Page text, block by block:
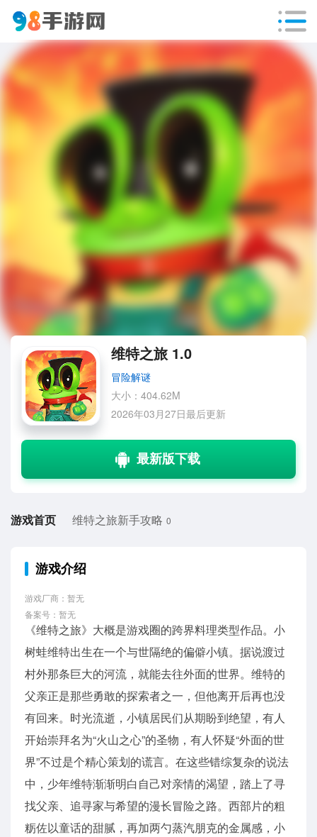
维特之旅 1.0
冒险解谜
大小：404.62M
2026年03月27日最后更新
游戏首页 维特之旅新手攻略 0
游戏介绍
游戏厂商：暂无
备案号：暂无
《维特之旅》大概是游戏圈的跨界料理类型作品。小
树蛙维特出生在一个与世隔绝的偏僻小镇。据说渡过
村外那条巨大的河流，就能去往外面的世界。维特的
父亲正是那些勇敢的探索者之一，但他离开后再也没
有回来。时光流逝，小镇居民们从期盼到绝望，有人
开始崇拜名为“火山之心”的圣物，有人怀疑“外面的世
界”不过是个精心策划的谎言。在这些错综复杂的说法
中，少年维特渐渐明白自己对亲情的渴望，踏上了寻
找父亲、追寻家与希望的漫长冒险之路。西部片的粗
粝佐以童话的甜腻，再加两勺蒸汽朋克的金属感，小